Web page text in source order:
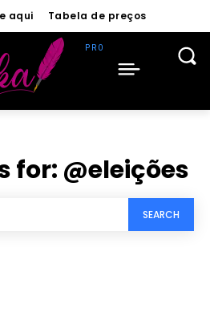
aqui Tabela de preços
for: @eleições
SEARCH